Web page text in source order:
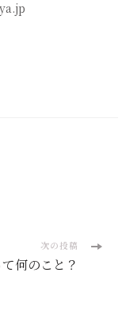
次の投稿
何のこと？